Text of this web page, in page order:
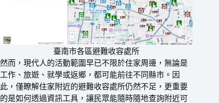
臺南市各區避難收容處所
然而，現代人的活動範圍早已不限於住家周邊，無論是
工作、旅遊、就學或返鄉，都可能前往不同縣市。因
此，僅瞭解住家附近的避難收容處所仍然不足，更重要
的是如何透過資訊工具，讓民眾能隨時隨地查詢附近可